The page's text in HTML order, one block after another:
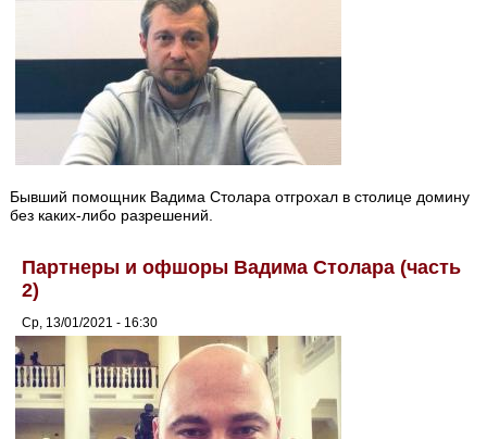
Бывший помощник Вадима Столара отгрохал в столице домину
без каких-либо разрешений.
Партнеры и офшоры Вадима Столара (часть
2)
Ср, 13/01/2021 - 16:30